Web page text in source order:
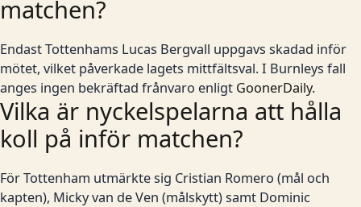
matchen?
Endast Tottenhams Lucas Bergvall uppgavs skadad inför
mötet, vilket påverkade lagets mittfältsval. I Burnleys fall
anges ingen bekräftad frånvaro enligt GoonerDaily.
Vilka är nyckelspelarna att hålla
koll på inför matchen?
För Tottenham utmärkte sig Cristian Romero (mål och
kapten), Micky van de Ven (målskytt) samt Dominic